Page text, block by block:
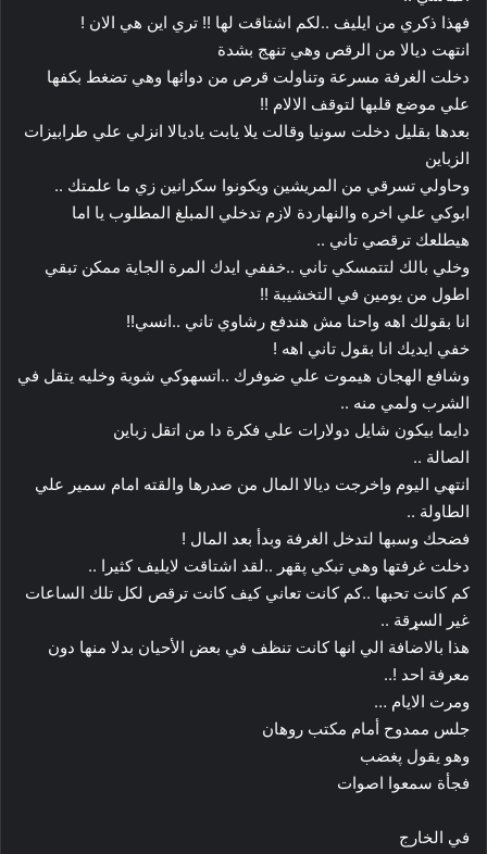
فهذا ذكري من ايليف ..لكم اشتاقت لها !! تري اين هي الان !
انتهت ديالا من الرقص وهي تنهج بشدة
دخلت الغرفة مسرعة وتناولت قرص من دوائها وهي تضغط بكفها
علي موضع قلبها لتوقف الالام !!
بعدها بقليل دخلت سونيا وقالت يلا يابت ياديالا انزلي علي طرابيزات
الزباين
وحاولي تسرقي من المريشين ويكونوا سكرانين زي ما علمتك ..
ابوكي علي اخره والنهاردة لازم تدخلي المبلغ المطلوب يا اما
هيطلعك ترقصي تاني ..
وخلي بالك لتتمسكي تاني ..خففي ايدك المرة الجاية ممكن تبقي
اطول من يومين في التخشيبة !!
انا بقولك اهه واحنا مش هندفع رشاوي تاني ..انسي!!
خفي ايديك انا بقول تاني اهه !
وشافع الهجان ھيموت علي ضوفرك ..اتسهوكي شوية وخليه يتقل في
الشرب ولمي منه ..
دايما بيكون شايل دولارات علي فكرة دا من اتقل زباين
الصالة ..
انتهي اليوم واخرجت ديالا المال من صدرها والقته امام سمير علي
الطاولة ..
فضحك وسبها لتدخل الغرفة وبدأ بعد المال !
دخلت غرفتها وهي تبكي پقهر ..لقد اشتاقت لايليف كثيرا ..
كم كانت تحبها ..كم كانت تعاني كيف كانت ترقص لكل تلك الساعات
غير السړقة ..
هذا بالاضافة الي انها كانت تنظف في بعض الأحيان بدلا منها دون
معرفة احد !..
ومرت الايام …
جلس ممدوح أمام مكتب روهان
وهو يقول پغضب
فجأة سمعوا اصوات
في الخارج